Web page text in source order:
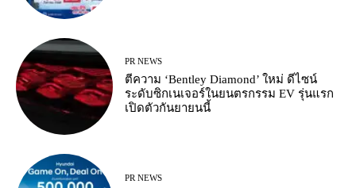
PR NEWS
ตีความ ‘Bentley Diamond’ ใหม่ ดีไซน์
ระดับซิกเนเจอร์ในยนตรกรรม EV รุ่นแรก
เปิดตัวกันยายนนี้
PR NEWS